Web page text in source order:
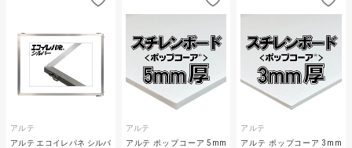
アルテ
アルテ エコイレパネ シルバ
アルテ
アルテ ポップコーア 5mm
アルテ
アルテ ポップコーア 3mm